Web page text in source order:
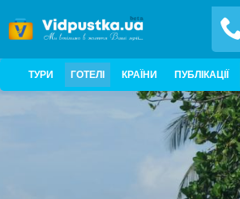
ТУРИ ГОТЕЛІ КРАЇНИ ПУБЛІКАЦІЇ